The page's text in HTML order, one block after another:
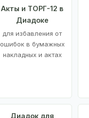
Акты и ТОРГ-12 в
Диадоке
для избавления от
ошибок в бумажных
накладных и актах
Диадок для